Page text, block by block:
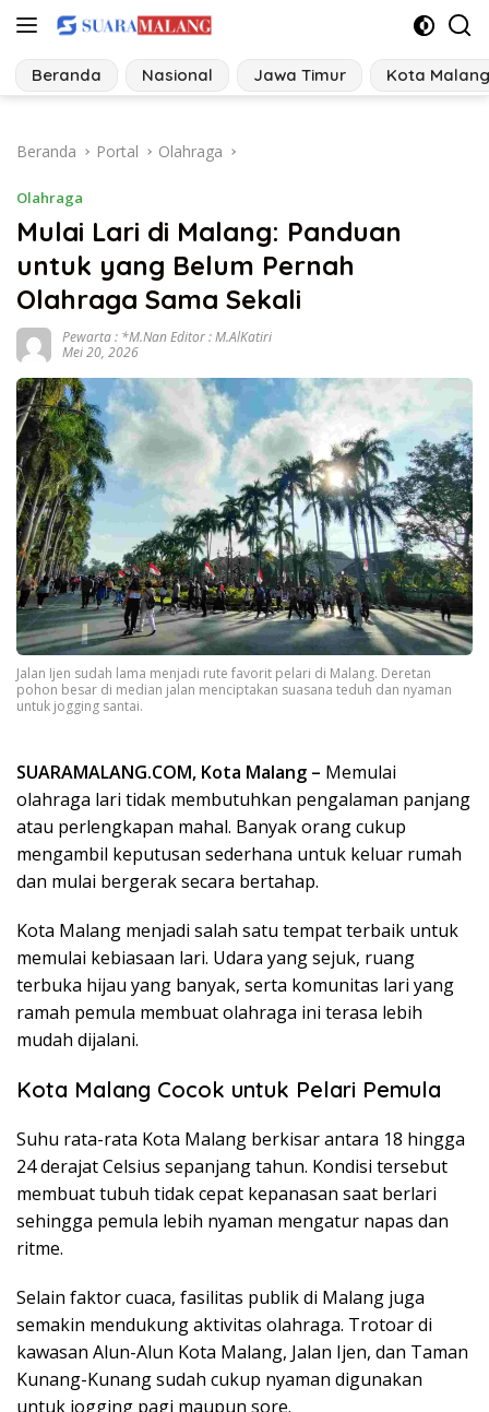
Langsung
konten
Beranda Nasional Jawa Timur Kota Malang
Beranda Portal Olahraga
Olahraga
Mulai Lari di Malang: Panduan
untuk yang Belum Pernah
Olahraga Sama Sekali
Pewarta : *M.Nan Editor : M.AlKatiri
Mei 20, 2026
Jalan Ijen sudah lama menjadi rute favorit pelari di Malang. Deretan
pohon besar di median jalan menciptakan suasana teduh dan nyaman
untuk jogging santai.
SUARAMALANG.COM, Kota Malang – Memulai
olahraga lari tidak membutuhkan pengalaman panjang
atau perlengkapan mahal. Banyak orang cukup
mengambil keputusan sederhana untuk keluar rumah
dan mulai bergerak secara bertahap.
Kota Malang menjadi salah satu tempat terbaik untuk
memulai kebiasaan lari. Udara yang sejuk, ruang
terbuka hijau yang banyak, serta komunitas lari yang
ramah pemula membuat olahraga ini terasa lebih
mudah dijalani.
Kota Malang Cocok untuk Pelari Pemula
Suhu rata-rata Kota Malang berkisar antara 18 hingga
24 derajat Celsius sepanjang tahun. Kondisi tersebut
membuat tubuh tidak cepat kepanasan saat berlari
sehingga pemula lebih nyaman mengatur napas dan
ritme.
Selain faktor cuaca, fasilitas publik di Malang juga
semakin mendukung aktivitas olahraga. Trotoar di
kawasan Alun-Alun Kota Malang, Jalan Ijen, dan Taman
Kunang-Kunang sudah cukup nyaman digunakan
untuk jogging pagi maupun sore.